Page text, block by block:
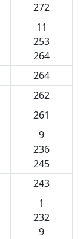
272
11
253
264
264
262
261
9
236
245
243
1
232
9